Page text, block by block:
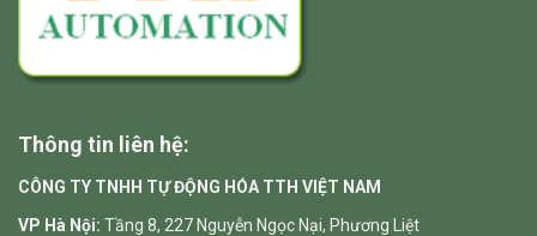
Thông tin liên hệ:
CÔNG TY TNHH TỰ ĐỘNG HÓA TTH VIỆT NAM
VP Hà Nội: Tầng 8, 227 Nguyễn Ngọc Nại, Phương Liệt